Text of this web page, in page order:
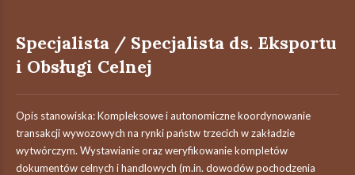
Specjalista / Specjalista ds. Eksportu
i Obsługi Celnej
Opis stanowiska: Kompleksowe i autonomiczne koordynowanie
transakcji wywozowych na rynki państw trzecich w zakładzie
wytwórczym. Wystawianie oraz weryfikowanie kompletów
dokumentów celnych i handlowych (m.in. dowodów pochodzenia